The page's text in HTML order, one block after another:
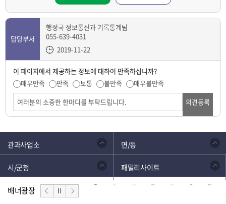
담당부서
행정국 정보통신과 기록통계팀
055-639-4031
2019-11-22
이 페이지에서 제공하는 정보에 대하여 만족하십니까?
매우만족
만족 보통 불만족
매우불만족
의견등록
관과사업소 면/동
시/군청 패밀리사이트
배너광장